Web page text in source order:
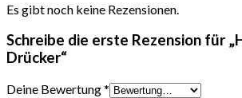
Es gibt noch keine Rezensionen.
Schreibe die erste Rezension für
Drücker“
Deine Bewertung*